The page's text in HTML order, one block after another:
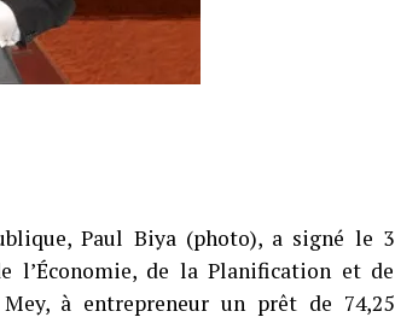
Paul Biya (photo), a signé le 3
l’Économie, de la Planification et de
à entrepreneur un prêt de 74,25